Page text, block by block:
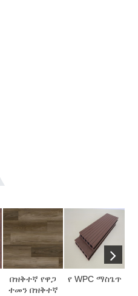
በዝቅተኛ የዋጋ
ተመን በዝቅተኛ
የ WPC ማስጌጥ